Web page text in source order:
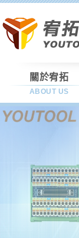
關於宥拓
ABOUT US